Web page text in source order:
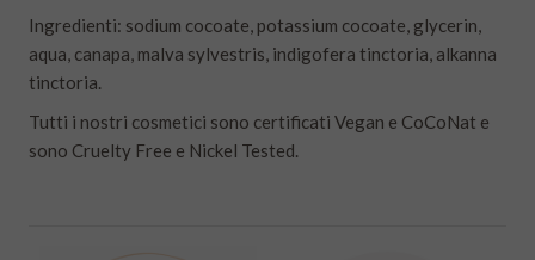
Ingredienti: sodium cocoate, potassium cocoate, glycerin,
aqua, canapa, malva sylvestris, indigofera tinctoria, alkanna
tinctoria.
Tutti i nostri cosmetici sono certificati Vegan e CoCoNat e
sono Cruelty Free e Nickel Tested.